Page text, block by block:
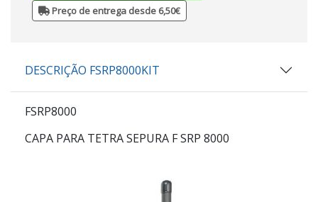
Preço de entrega desde 6,50€
DESCRIÇÃO FSRP8000KIT
FSRP8000
CAPA PARA TETRA SEPURA F SRP 8000